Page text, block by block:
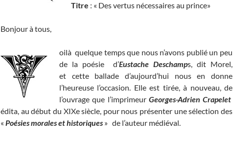
Titre : « Des vertus nécessaires au prince»
Bonjour à tous,
oilà quelque temps que nous n’avons publié un peu
de la poésie d’Eustache Deschamps, dit Morel,
et cette ballade d’aujourd’hui nous en donne
l’heureuse l’occasion. Elle est tirée, à nouveau, de
l’ouvrage que l’imprimeur Georges-Adrien Crapelet
édita, au début du XIXe siècle, pour nous présenter une sélection des
« Poésies morales et historiques » de l’auteur médiéval.